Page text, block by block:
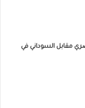
مقابل السوداني في